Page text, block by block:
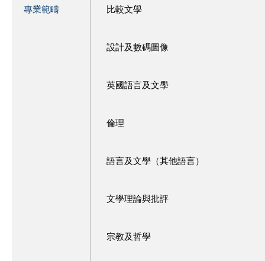
專業範疇 比較文學
設計及數碼圖像
英國語言及文學
倫理
語言及文學（其他語言）
文學理論與批評
宗教及哲學